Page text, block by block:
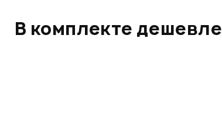
В комплекте дешевле